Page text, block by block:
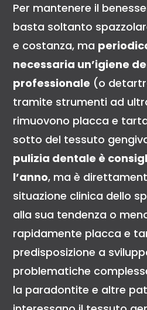
Per mantenere il
basta soltanto
e costanza, ma
necessaria un’igiene
professionale (o
tramite strumenti ad
rimuovono placca e
sotto del tessuto
pulizia dentale è
l’anno, ma è
situazione clinica dello
alla sua tendenza o
rapidamente placca e
predisposizione a
problematiche
la paradontite e altre